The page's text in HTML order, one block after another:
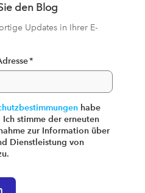
den Blog
Updates in Ihrer E-
*
habe
Ich stimme der erneuten
zur Information über
Dienstleistung von